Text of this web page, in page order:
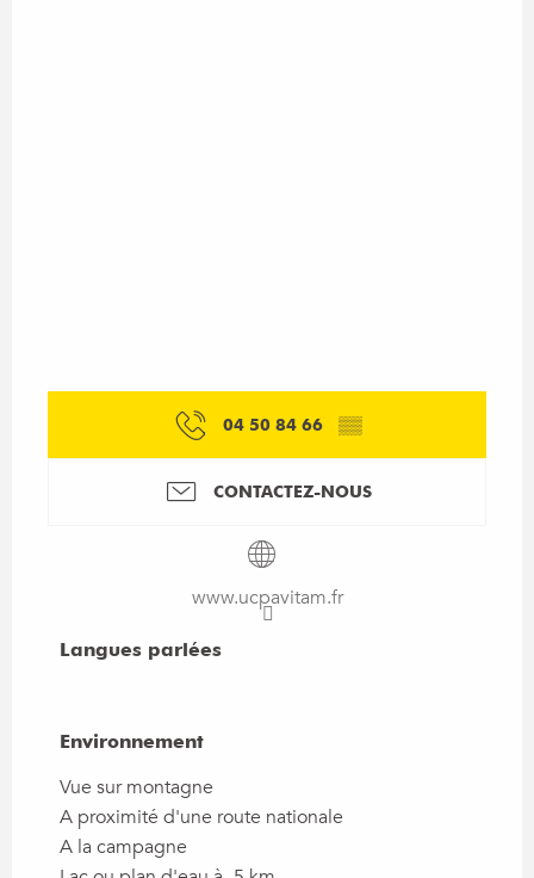
04 50 84 66 ▒▒
CONTACTEZ-NOUS
www.ucpavitam.fr
Langues parlées
Langues parlées
Environnement
Environnement
Vue sur montagne
A proximité d'une route nationale
A la campagne